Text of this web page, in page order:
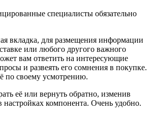
специалисты обязательно
вкладка, для размещения информации
или любого другого важного
вам ответить на интересующие
и развеять его сомнения в покупке.
по своему усмотрению.
её или вернуть обратно, изменив
настройках компонента. Очень удобно.